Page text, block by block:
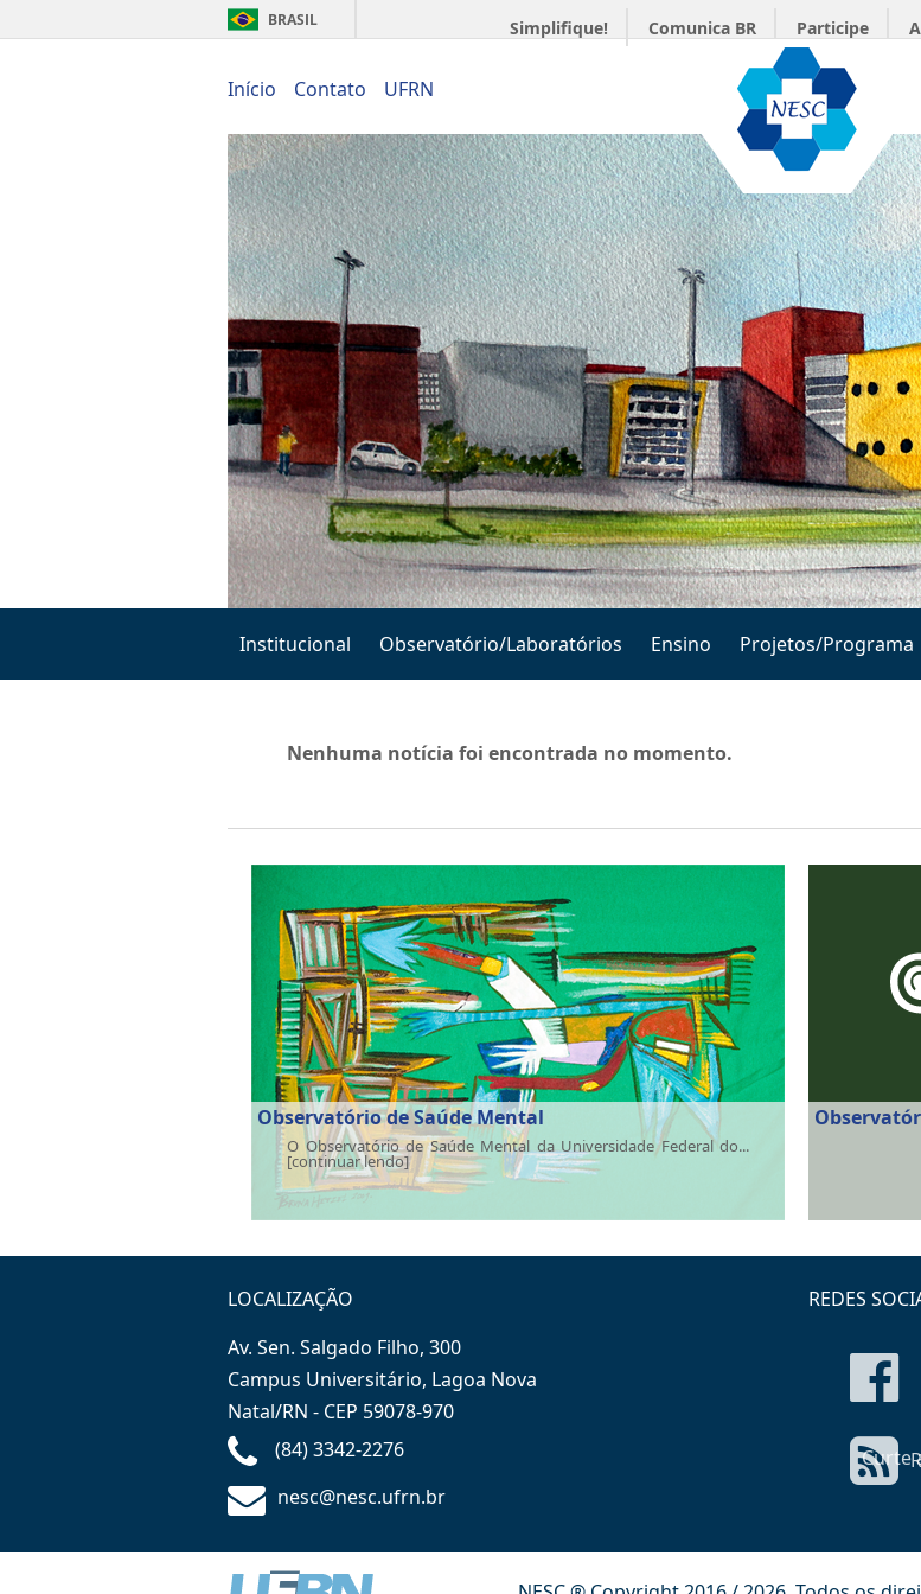
BRASIL Simplifique! Comunica BR Participe
Início Contato UFRN
Institucional Observatório/Laboratórios Ensino Projetos/Programa
Nenhuma notícia foi encontrada no momento.
Observatório de Saúde Mental
O Observatório de Saúde Mental da Universidade Federal do...
[continuar lendo]
LOCALIZAÇÃO
Av. Sen. Salgado Filho, 300
Campus Universitário, Lagoa Nova
Natal/RN - CEP 59078-970
(84) 3342-2276
nesc@nesc.ufrn.br
REDES
Curte